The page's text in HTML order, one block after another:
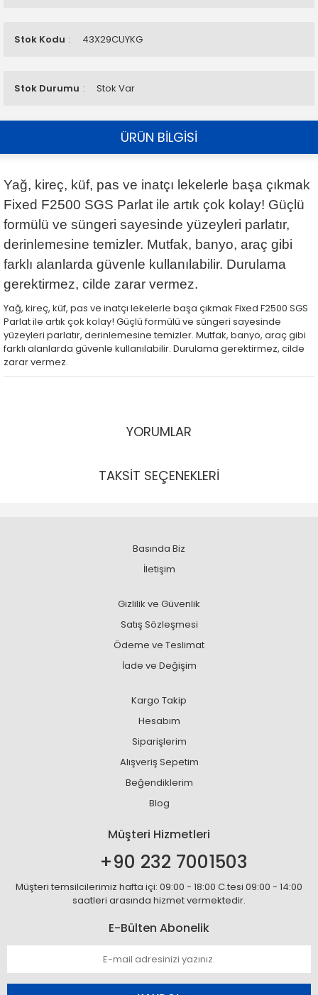
Stok Kodu 43X29CUYKG
Stok Durumu Stok Var
ÜRÜN BİLGİSİ
Yağ, kireç, küf, pas ve inatçı lekelerle başa çıkmak
Fixed F2500 SGS Parlat ile artık çok kolay! Güçlü
formülü ve süngeri sayesinde yüzeyleri parlatır,
derinlemesine temizler. Mutfak, banyo, araç gibi
farklı alanlarda güvenle kullanılabilir. Durulama
gerektirmez, cilde zarar vermez.
Yağ, kireç, küf, pas ve inatçı lekelerle başa çıkmak Fixed F2500 SGS
Parlat ile artık çok kolay! Güçlü formülü ve süngeri sayesinde
yüzeyleri parlatır, derinlemesine temizler. Mutfak, banyo, araç gibi
farklı alanlarda güvenle kullanılabilir. Durulama gerektirmez, cilde
zarar vermez.
YORUMLAR
TAKSİT SEÇENEKLERİ
Basında Biz
İletişim
Gizlilik ve Güvenlik
Satış Sözleşmesi
Ödeme ve Teslimat
İade ve Değişim
Kargo Takip
Hesabım
Siparişlerim
Alışveriş Sepetim
Beğendiklerim
Blog
Müşteri Hizmetleri
+90 232 7001503
Müşteri temsilcilerimiz hafta içi: 09:00 - 18:00 C.tesi 09:00 - 14:00
saatleri arasında hizmet vermektedir.
E-Bülten Abonelik